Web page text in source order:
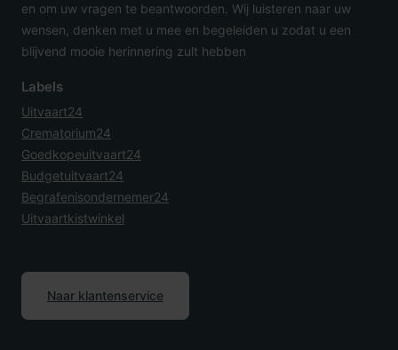
en om uw vragen te beantwoorden. Wij luisteren naar uw
wensen, denken met u mee en begeleiden u zodat u een
blijvend mooie herinnering zult hebben
Labels
Uitvaart24
Crematorium24
Goedkopeuitvaart24
Budgetuitvaart24
Begrafenisondernemer24
Uitvaartkistwinkel
Naar klantenservice